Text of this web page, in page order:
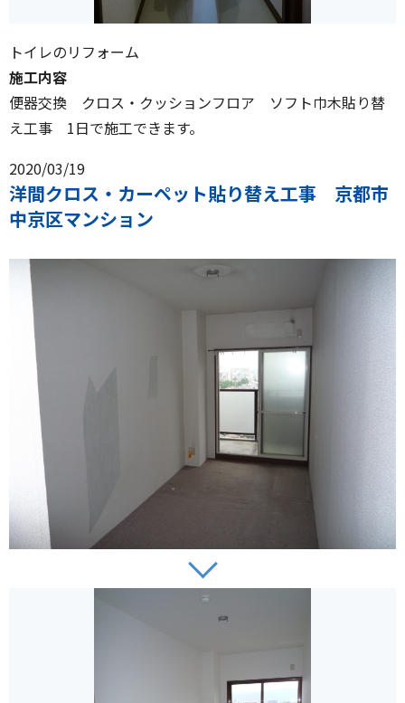
トイレのリフォーム
施工内容
便器交換 クロス・クッションフロア ソフト巾木貼り替
え工事 1日で施工できます。
2020/03/19
洋間クロス・カーペット貼り替え工事 京都市
中京区マンション